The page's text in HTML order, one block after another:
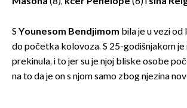
SYounesom Bendjimom bila je u vezi od
do početka kolovoza. S 25-godišnjakom je
prekinula, i to jer su je njoj bliske osobe
na to da je on s njom samo zbog njezina